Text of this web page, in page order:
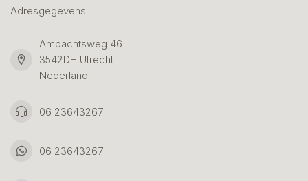
Adresgegevens:
Ambachtsweg 46
3542DH Utrecht
Nederland
06 23643267
06 23643267